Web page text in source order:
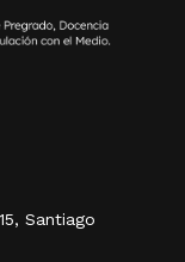
Santiago